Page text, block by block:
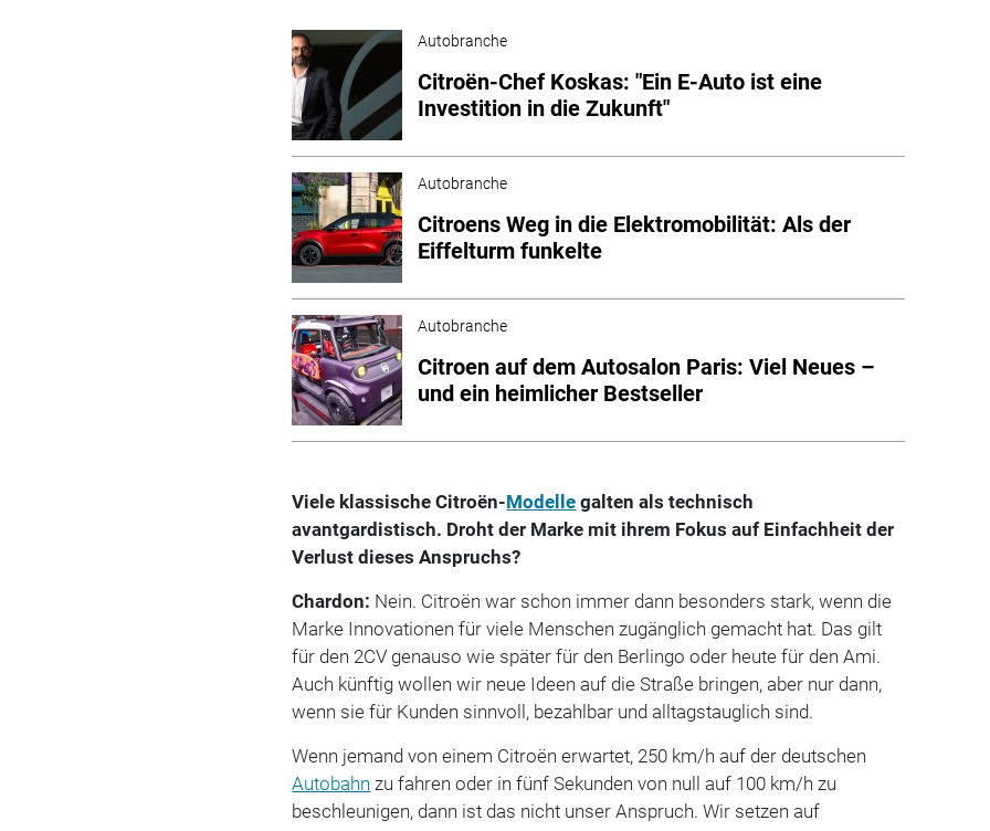
Autobranche
Citroën-Chef Koskas: "Ein E-Auto ist eine
Investition in die Zukunft"
Autobranche
Citroens Weg in die Elektromobilität: Als der
Eiffelturm funkelte
Autobranche
Citroen auf dem Autosalon Paris: Viel Neues –
und ein heimlicher Bestseller
Viele klassische Citroën-Modelle galten als technisch
avantgardistisch. Droht der Marke mit ihrem Fokus auf Einfachheit der
Verlust dieses Anspruchs?
Chardon: Nein. Citroën war schon immer dann besonders stark, wenn die
Marke Innovationen für viele Menschen zugänglich gemacht hat. Das gilt
für den 2CV genauso wie später für den Berlingo oder heute für den Ami.
Auch künftig wollen wir neue Ideen auf die Straße bringen, aber nur dann,
wenn sie für Kunden sinnvoll, bezahlbar und alltagstauglich sind.
Wenn jemand von einem Citroën erwartet, 250 km/h auf der deutschen
Autobahn zu fahren oder in fünf Sekunden von null auf 100 km/h zu
beschleunigen, dann ist das nicht unser Anspruch. Wir setzen auf